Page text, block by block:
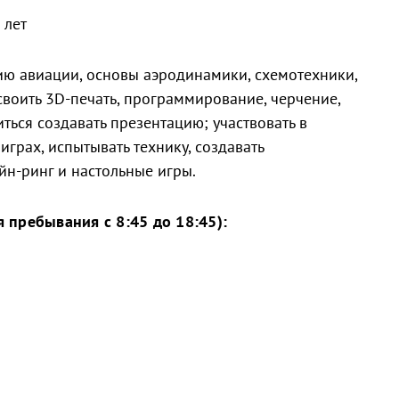
авиации, основы аэродинамики, схемотехники,
3D-печать, программирование, черчение,
создавать презентацию; участвовать в
испытывать технику, создавать
ринг и настольные игры.
пребывания с 8:45 до 18:45):